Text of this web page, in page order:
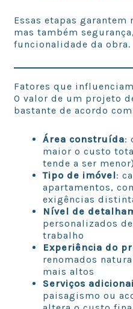
Essas etapas garantem
mas também
funcionalidade da obra.
Fatores que
O valor de um projeto
bastante de acordo
Área construída:
maior o custo
tende a ser menor)
Tipo de imóvel:
apartamentos,
exigências
Nível de
personalizados
trabalho
Experiência do
renomados
mais altos
Serviços
paisagismo ou